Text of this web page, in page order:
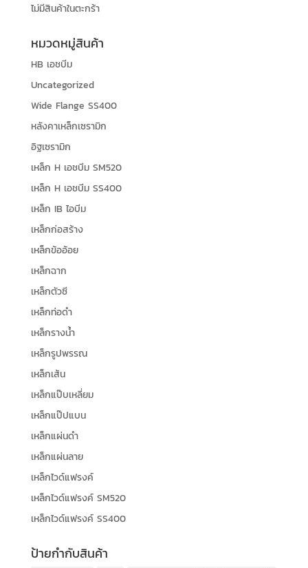
ไม่มีสินค้าในตะกร้า
หมวดหมู่สินค้า
HB เอชบีม
Uncategorized
Wide Flange SS400
หลังคาเหล็กเซรามิก
อิฐเซรามิก
เหล็ก H เอชบีม SM520
เหล็ก H เอชบีม SS400
เหล็ก IB ไอบีม
เหล็กก่อสร้าง
เหล็กข้ออ้อย
เหล็กฉาก
เหล็กตัวซี
เหล็กท่อดำ
เหล็กรางน้ำ
เหล็กรูปพรรณ
เหล็กเส้น
เหล็กแป๊บเหลี่ยม
เหล็กแป๊ปแบน
เหล็กแผ่นดำ
เหล็กแผ่นลาย
เหล็กไวด์แฟรงค์
เหล็กไวด์แฟรงค์ SM520
เหล็กไวด์แฟรงค์ SS400
ป้ายกำกับสินค้า